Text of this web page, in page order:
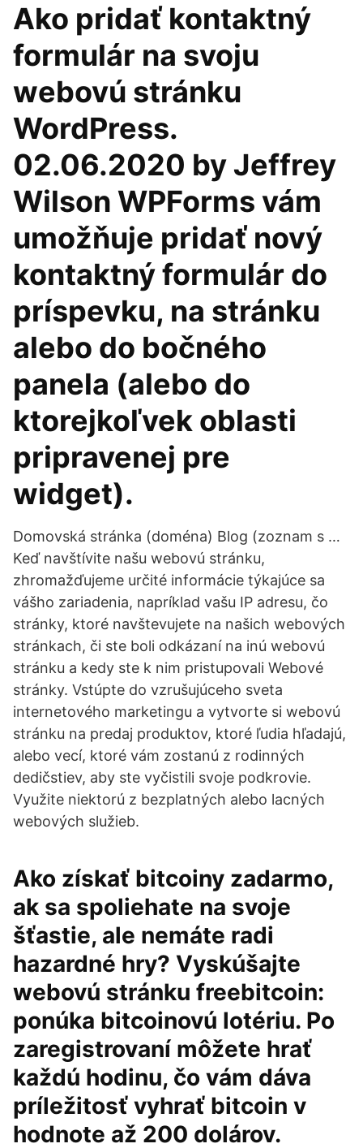
Ako pridať kontaktný
formulár na svoju
webovú stránku
WordPress.
02.06.2020 by Jeffrey
Wilson WPForms vám
umožňuje pridať nový
kontaktný formulár do
príspevku, na stránku
alebo do bočného
panela (alebo do
ktorejkoľvek oblasti
pripravenej pre
widget).
Domovská stránka (doména) Blog (zoznam s …
Keď navštívite našu webovú stránku,
zhromažďujeme určité informácie týkajúce sa
vášho zariadenia, napríklad vašu IP adresu, čo
stránky, ktoré navštevujete na našich webových
stránkach, či ste boli odkázaní na inú webovú
stránku a kedy ste k nim pristupovali Webové
stránky. Vstúpte do vzrušujúceho sveta
internetového marketingu a vytvorte si webovú
stránku na predaj produktov, ktoré ľudia hľadajú,
alebo vecí, ktoré vám zostanú z rodinných
dedičstiev, aby ste vyčistili svoje podkrovie.
Využite niektorú z bezplatných alebo lacných
webových služieb.
Ako získať bitcoiny zadarmo,
ak sa spoliehate na svoje
šťastie, ale nemáte radi
hazardné hry? Vyskúšajte
webovú stránku freebitcoin:
ponúka bitcoinovú lotériu. Po
zaregistrovaní môžete hrať
každú hodinu, čo vám dáva
príležitosť vyhrať bitcoin v
hodnote až 200 dolárov.